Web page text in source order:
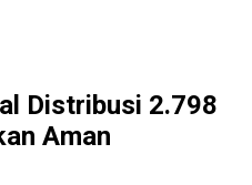
Distribusi 2.798
Aman